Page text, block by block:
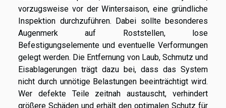
vorzugsweise vor der Wintersaison, eine gründliche
Inspektion durchzuführen. Dabei sollte besonderes
Augenmerk auf Roststellen, lose
Befestigungselemente und eventuelle Verformungen
gelegt werden. Die Entfernung von Laub, Schmutz und
Eisablagerungen trägt dazu bei, dass das System
nicht durch unnötige Belastungen beeinträchtigt wird.
Wer defekte Teile zeitnah austauscht, verhindert
größere Schäden und erhält den optimalen Schutz für